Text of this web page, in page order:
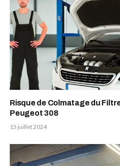
Risque de Colmatage du
Peugeot 308
15 juillet 2024